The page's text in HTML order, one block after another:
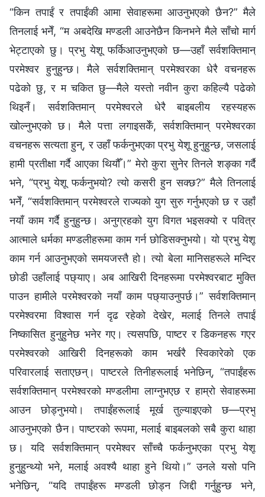
“किन तपाईं र तपाईंकी आमा सेवाहरूमा आउनुभएको छैन?” मैले
तिनलाई भनेँ, “म अबदेखि मण्डली आउनेछैन किनभने मैले साँचो मार्ग
भेट्टाएको छु। प्रभु येशू फर्किआउनुभएको छ—उहाँ सर्वशक्तिमान्‌
परमेश्‍वर हुनुहुन्छ। मैले सर्वशक्तिमान्‌ परमेश्‍वरका धेरै वचनहरू
पढेको छु, र म चकित छु—मैले यस्तो नवीन कुरा कहिल्यै पढेको
थिइनँ। सर्वशक्तिमान् परमेश्‍वरले धेरै बाइबलीय रहस्यहरू
खोल्‍नुभएको छ। मैले पत्ता लगाइसकेँ, सर्वशक्तिमान् परमेश्‍वरका
वचनहरू सत्यता हुन्, र उहाँ फर्कनुभएका प्रभु येशू हुनुहुन्छ, जसलाई
हामी प्रतीक्षा गर्दै आएका थियौँ।” मेरो कुरा सुनेर तिनले शङ्का गर्दै
भने, “प्रभु येशू फर्कनुभयो? त्यो कसरी हुन सक्छ?” मैले तिनलाई
भनेँ, “सर्वशक्तिमान्‌ परमेश्‍वरले राज्यको युग सुरु गर्नुभएको छ र उहाँ
नयाँ काम गर्दै हुनुहुन्छ। अनुग्रहको युग विगत भइसक्यो र पवित्र
आत्‍माले धर्मका मण्डलीहरूमा काम गर्न छोडिसक्‍नुभयो। यो प्रभु येशू
काम गर्न आउनुभएको समयजस्तै हो। त्यो बेला मानिसहरूले मन्दिर
छोडी उहाँलाई पछ्याए। अब आखिरी दिनहरूमा परमेश्‍वरबाट मुक्ति
पाउन हामीले परमेश्‍वरको नयाँ काम पछ्याउनुपर्छ।” सर्वशक्तिमान्‌
परमेश्‍वरमा विश्‍वास गर्न दृढ रहेको देखेर, मलाई तिनले तपाईं
निष्कासित हुनुहुनेछ भनेर गए। त्यसपछि, पाष्टर र डिकनहरू गएर
परमेश्‍वरको आखिरी दिनहरूको काम भर्खरै स्विकारेको एक
परिवारलाई सताएछन्। पाष्टरले तिनीहरूलाई भनेछिन्, “तपाईंहरू
सर्वशक्तिमान्‌ परमेश्‍वरको मण्डलीमा लाग्‍नुभएछ र हाम्रो सेवाहरूमा
आउन छोड्नुभयो। तपाईंहरूलाई मूर्ख तुल्याइएको छ—प्रभु
आउनुभएको छैन। पाष्टरको रूपमा, मलाई बाइबलको सबै कुरा थाहा
छ। यदि सर्वशक्तिमान्‌ परमेश्‍वर साँच्‍चै फर्कनुभएका प्रभु येशू
हुनुहुन्थ्यो भने, मलाई अवश्यै थाहा हुने थियो।” उनले यसो पनि
भनेछिन्, “यदि तपाईंहरू मण्डली छोड्न जिद्दी गर्नुहुन्छ भने,